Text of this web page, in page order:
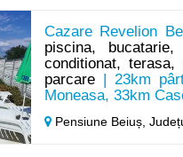
Cazare Revelion
piscina,
conditionat,
parcare| 23km
Moneasa, 33km
Pensiune Beiuș,